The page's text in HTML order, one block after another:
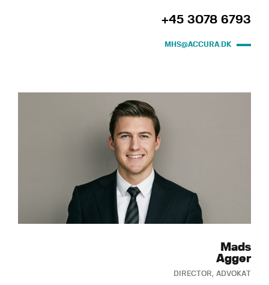
+45 3078 6793
MHS@ACCURA.DK
Mads
Agger
DIRECTOR, ADVOKAT